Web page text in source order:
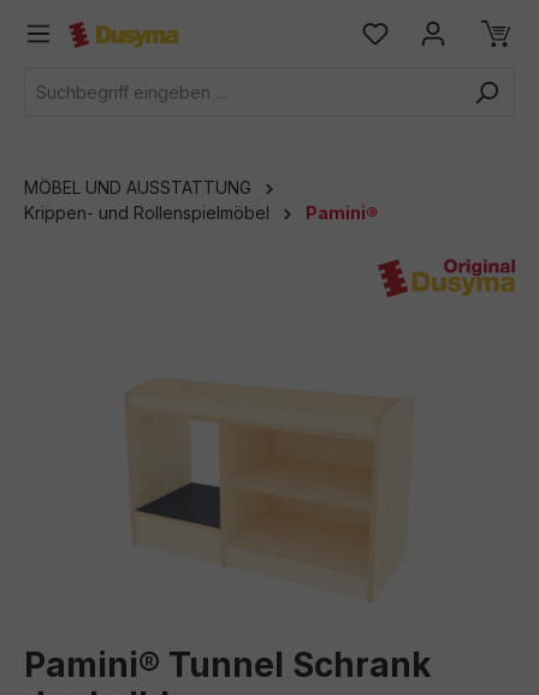
springen
MÖBEL UND AUSSTATTUNG
Krippen- und Rollenspielmöbel
Pamini®
Pamini® Tunnel Schrank